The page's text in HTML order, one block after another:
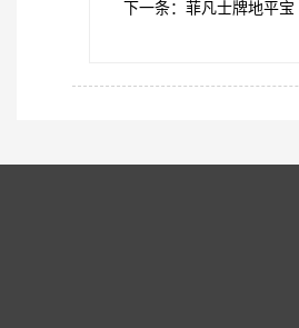
下一条：菲凡士牌地平宝